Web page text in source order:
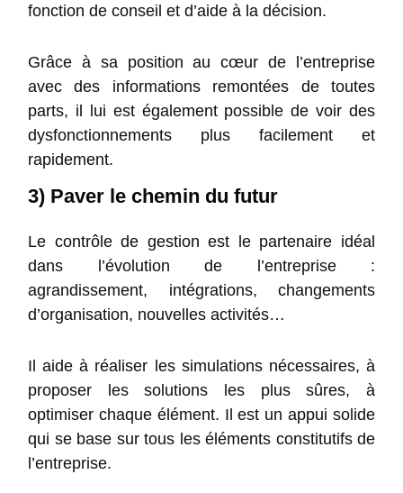
fonction de conseil et d’aide à la décision.
Grâce à sa position au cœur de l’entreprise
avec des informations remontées de toutes
parts, il lui est également possible de voir des
dysfonctionnements plus facilement et
rapidement.
3) Paver le chemin du futur
Le contrôle de gestion est le partenaire idéal
dans l’évolution de l’entreprise :
agrandissement, intégrations, changements
d’organisation, nouvelles activités…
Il aide à réaliser les simulations nécessaires, à
proposer les solutions les plus sûres, à
optimiser chaque élément. Il est un appui solide
qui se base sur tous les éléments constitutifs de
l’entreprise.